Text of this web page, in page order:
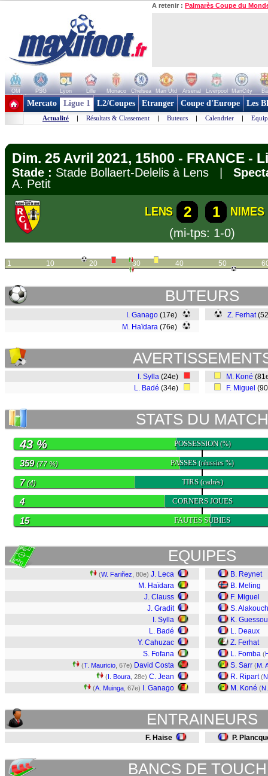
A retenir : Palmarès Coupe du
OM PSG Lyon Lille Monaco Chelsea Man Utd Arsenal Liverpool ManCity
+ de clubs
Mercato Ligue 1 L2/Coupes Etranger Coupe d'Europe Les
Actualité | Résultats & Classement | Buteurs | Calendrier |
Dim. 25 Avril 2021, 15h00 - FRANCE -
Stade : Stade Bollaert-Delelis à Lens |
A. Petit
LENS 2 1
NIMES
(mi-tps: 1-0)
1 10 20 30 40 50
BUTEURS
I. Ganago (17e)
M. Haïdara (76e)
Z. Ferhat
I. Sylla (24e)
L. Badé (34e)
M. Koné
F. Miguel
STATS DU MATCH
POSSESSION(%)
43 %
PASSES(réussies %)
359(77 %)
TIRS(cadrés)
7(4)
CORNERS JOUES
4
FAUTES SUBIES
15
EQUIPES
(W. Fariñez , 80e) J. Leca
M. Haïdara
J. Clauss
J. Gradit
I. Sylla
L. Badé
Y. Cahuzac
S. Fofana
(T. Mauricio , 67e) David Costa
(I. Boura , 28e) C. Jean
(A. Muinga , 67e) I. Ganago
B. Reynet
B. Meling
F. Miguel
S. Alakouch
K.
L. Deaux
Z. Ferhat
L. Fomba (
S. Sarr (M.
R. Ripart (
M. Koné (
ENTRAINEURS
F. Haise P.
BANCS DE